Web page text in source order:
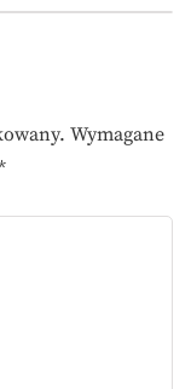
Wymagane